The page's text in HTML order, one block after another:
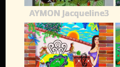
AYMON Jacqueline3